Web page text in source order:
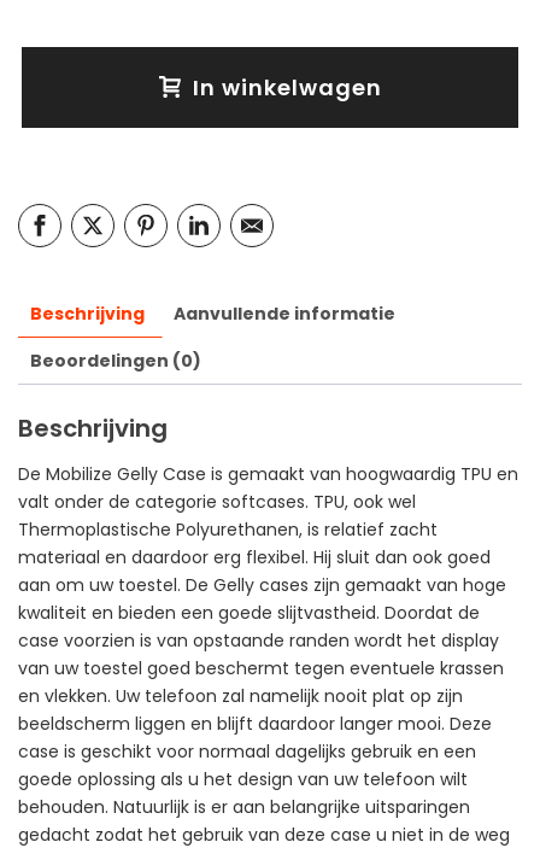
In winkelwagen
Beschrijving
Aanvullende informatie
Beoordelingen (0)
Beschrijving
De Mobilize Gelly Case is gemaakt van hoogwaardig TPU en
valt onder de categorie softcases. TPU, ook wel
Thermoplastische Polyurethanen, is relatief zacht
materiaal en daardoor erg flexibel. Hij sluit dan ook goed
aan om uw toestel. De Gelly cases zijn gemaakt van hoge
kwaliteit en bieden een goede slijtvastheid. Doordat de
case voorzien is van opstaande randen wordt het display
van uw toestel goed beschermt tegen eventuele krassen
en vlekken. Uw telefoon zal namelijk nooit plat op zijn
beeldscherm liggen en blijft daardoor langer mooi. Deze
case is geschikt voor normaal dagelijks gebruik en een
goede oplossing als u het design van uw telefoon wilt
behouden. Natuurlijk is er aan belangrijke uitsparingen
gedacht zodat het gebruik van deze case u niet in de weg